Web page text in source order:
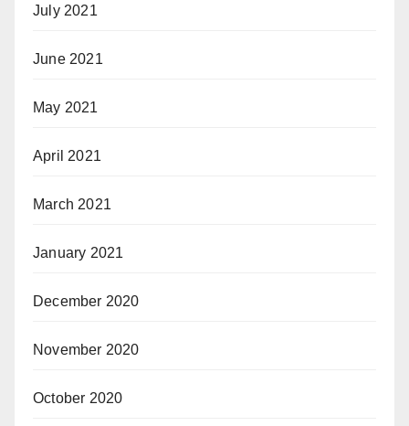
July 2021
June 2021
May 2021
April 2021
March 2021
January 2021
December 2020
November 2020
October 2020